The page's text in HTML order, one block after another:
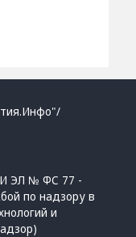
ЭЛ № ФС 77 -
по надзору в
и